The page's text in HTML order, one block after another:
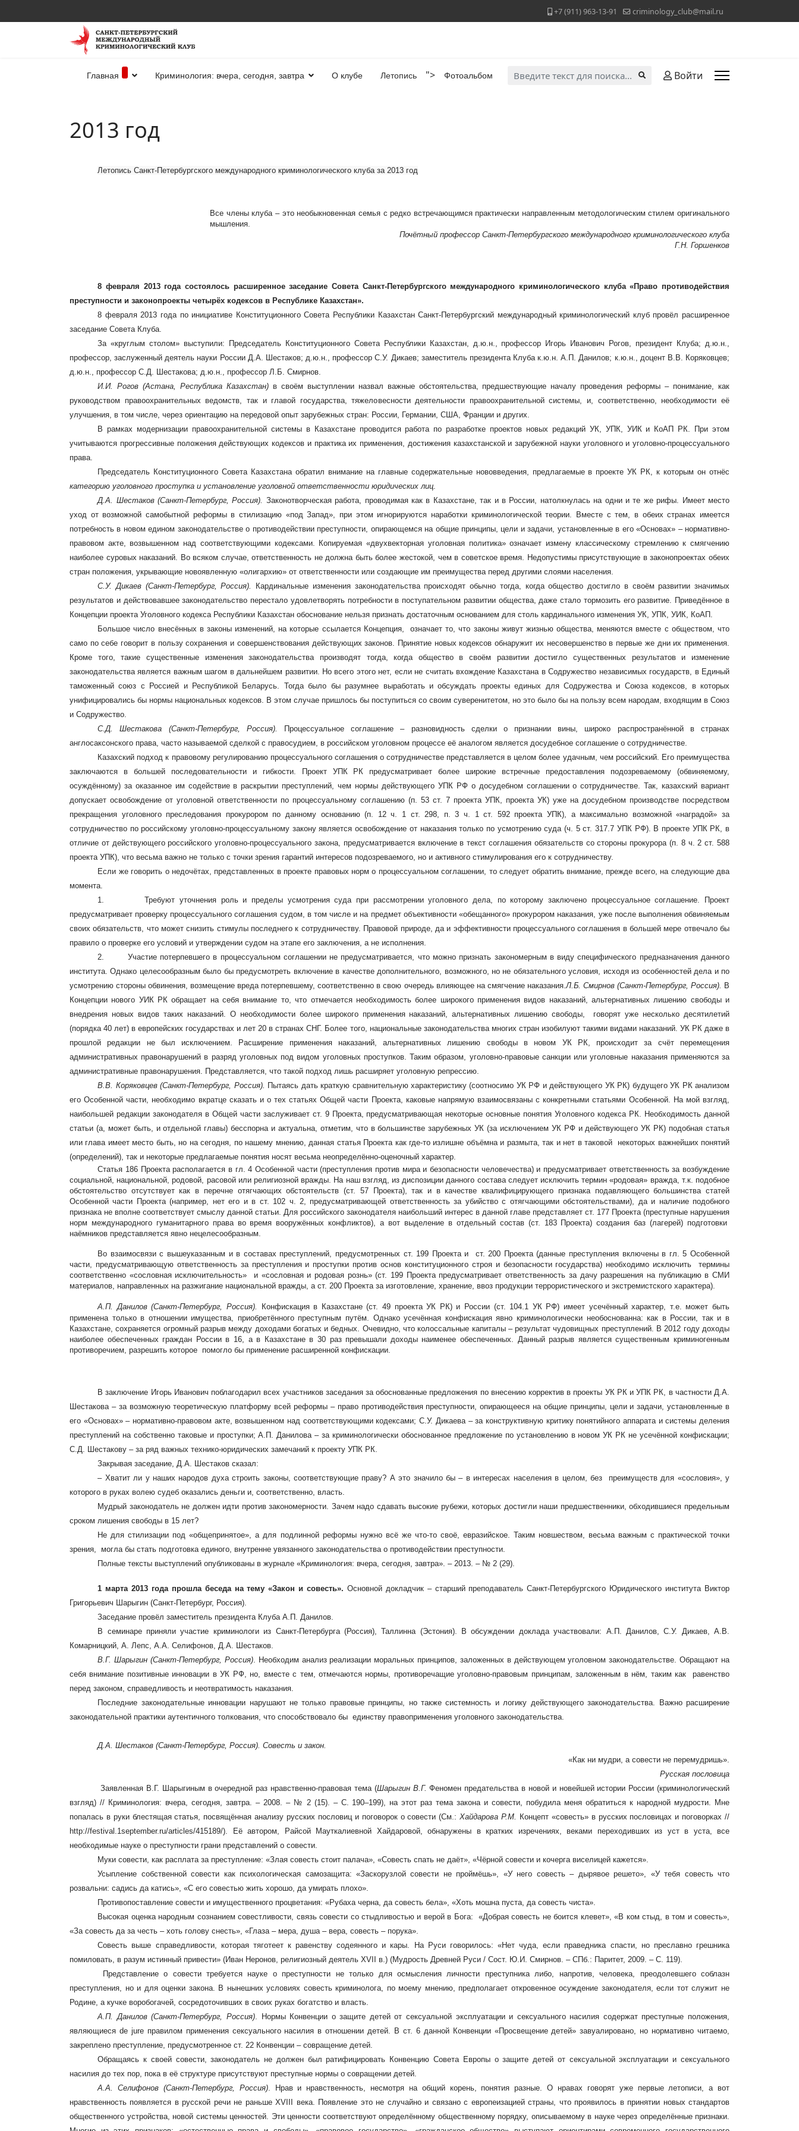
+7 (911) 963-13-91 criminology_club@mail.ru
Главная Криминология: вчера, сегодня, завтра О клубе Летопись "> Фотоальбом Искать... Войти
2013 год
Летопись Санкт-Петербургского международного криминологического клуба за 2013 год
Все члены клуба – это необыкновенная семья с редко встречающимся практически направленным методологическим стилем оригинального
мышления.
Почётный профессор Санкт-Петербургского международного криминологического клуба
Г.Н. Горшенков
8 февраля 2013 года состоялось расширенное заседание Совета Санкт-Петербургского международного криминологического клуба «Право противодействия
преступности и законопроекты четырёх кодексов в Республике Казахстан».
8 февраля 2013 года по инициативе Конституционного Совета Республики Казахстан Санкт-Петербургский международный криминологический клуб провёл расширенное
заседание Совета Клуба.
За «круглым столом» выступили: Председатель Конституционного Совета Республики Казахстан, д.ю.н., профессор Игорь Иванович Рогов, президент Клуба; д.ю.н.,
профессор, заслуженный деятель науки России Д.А. Шестаков; д.ю.н., профессор С.У. Дикаев; заместитель президента Клуба к.ю.н. А.П. Данилов; к.ю.н., доцент В.В. Коряковцев;
д.ю.н., профессор С.Д. Шестакова; д.ю.н., профессор Л.Б. Смирнов.
И.И. Рогов (Астана, Республика Казахстан) в своём выступлении назвал важные обстоятельства, предшествующие началу проведения реформы – понимание, как
руководством правоохранительных ведомств, так и главой государства, тяжеловесности деятельности правоохранительной системы, и, соответственно, необходимости её
улучшения, в том числе, через ориентацию на передовой опыт зарубежных стран: России, Германии, США, Франции и других.
В рамках модернизации правоохранительной системы в Казахстане проводится работа по разработке проектов новых редакций УК, УПК, УИК и КоАП РК. При этом
учитываются прогрессивные положения действующих кодексов и практика их применения, достижения казахстанской и зарубежной науки уголовного и уголовно-процессуального
права.
Председатель Конституционного Совета Казахстана обратил внимание на главные содержательные нововведения, предлагаемые в проекте УК РК, к которым он отнёс
категорию уголовного проступка и установление уголовной ответственности юридических лиц.
Д.А. Шестаков (Санкт-Петербург, Россия). Законотворческая работа, проводимая как в Казахстане, так и в России, натолкнулась на одни и те же рифы. Имеет место
уход от возможной самобытной реформы в стилизацию «под Запад», при этом игнорируются наработки криминологической теории. Вместе с тем, в обеих странах имеется
потребность в новом едином законодательстве о противодействии преступности, опирающемся на общие принципы, цели и задачи, установленные в его «Основах» – нормативно-
правовом акте, возвышенном над соответствующими кодексами. Копируемая «двухвекторная уголовная политика» означает измену классическому стремлению к смягчению
наиболее суровых наказаний. Во всяком случае, ответственность не должна быть более жестокой, чем в советское время. Недопустимы присутствующие в законопроектах обеих
стран положения, укрывающие новоявленную «олигархию» от ответственности или создающие им преимущества перед другими слоями населения.
С.У. Дикаев (Санкт-Петербург, Россия).
Кардинальные изменения законодательства происходят обычно тогда, когда общество достигло в своём развитии значимых
результатов и действовавшее законодательство перестало удовлетворять потребности в поступательном развитии общества, даже стало тормозить его развитие. Приведённое в
Концепции проекта Уголовного кодекса Республики Казахстан обоснование нельзя признать достаточным основанием для столь кардинального изменения УК, УПК, УИК, КоАП.
Большое число внесённых в законы изменений, на которые ссылается Концепция, означает то, что законы живут жизнью общества, меняются вместе с обществом, что
само по себе говорит в пользу сохранения и совершенствования действующих законов. Принятие новых кодексов обнаружит их несовершенство в первые же дни их применения.
Кроме того, такие существенные изменения законодательства производят тогда, когда общество в своём развитии достигло существенных результатов и изменение
законодательства является важным шагом в дальнейшем развитии. Но всего этого нет, если не считать вхождение Казахстана в Содружество независимых государств, в Единый
таможенный союз с Россией и Республикой Беларусь. Тогда было бы разумнее выработать и обсуждать проекты единых для Содружества и Союза кодексов, в которых
унифицировались бы нормы национальных кодексов. В этом случае пришлось бы поступиться со своим суверенитетом, но это было бы на пользу всем народам, входящим в Союз
и Содружество.
С.Д. Шестакова
(Санкт-Петербург, Россия).
Процессуальное соглашение – разновидность сделки о признании вины, широко распространённой в странах
англосаксонского права, часто называемой сделкой с правосудием, в российском уголовном процессе её аналогом является досудебное соглашение о сотрудничестве.
Казахский подход к правовому регулированию процессуального соглашения о сотрудничестве представляется в целом более удачным, чем российский. Его преимущества
заключаются в большей последовательности и гибкости. Проект УПК РК предусматривает более широкие встречные предоставления подозреваемому (обвиняемому,
осуждённому) за оказанное им содействие в раскрытии преступлений, чем нормы действующего УПК РФ о досудебном соглашении о сотрудничестве. Так, казахский вариант
допускает освобождение от уголовной ответственности по процессуальному соглашению (п. 53 ст. 7 проекта УПК, проекта УК) уже на досудебном производстве посредством
прекращения уголовного преследования прокурором по данному основанию (п. 12 ч. 1 ст. 298, п. 3 ч. 1 ст. 592 проекта УПК), а максимально возможной «наградой» за
сотрудничество по российскому уголовно-процессуальному закону является освобождение от наказания только по усмотрению суда (ч. 5 ст. 317.7 УПК РФ). В проекте УПК РК, в
отличие от действующего российского уголовно-процессуального закона, предусматривается включение в текст соглашения обязательств со стороны прокурора (п. 8 ч. 2 ст. 588
проекта УПК), что весьма важно не только с точки зрения гарантий интересов подозреваемого, но и активного стимулирования его к сотрудничеству.
Если же говорить о недочётах, представленных в проекте правовых норм о процессуальном соглашении, то следует обратить внимание, прежде всего, на следующие два
момента.
1.
Требуют уточнения роль и пределы усмотрения суда при рассмотрении уголовного дела, по которому заключено процессуальное соглашение. Проект
предусматривает проверку процессуального соглашения судом, в том числе и на предмет объективности «обещанного» прокурором наказания, уже после выполнения обвиняемым
своих обязательств, что может снизить стимулы последнего к сотрудничеству. Правовой природе, да и эффективности процессуального соглашения в большей мере отвечало бы
правило о проверке его условий и утверждении судом на этапе его заключения, а не исполнения.
2.
Участие потерпевшего в процессуальном соглашении не предусматривается, что можно признать закономерным в виду специфического предназначения данного
института. Однако целесообразным было бы предусмотреть включение в качестве дополнительного, возможного, но не обязательного условия, исходя из особенностей дела и по
усмотрению стороны обвинения, возмещение вреда потерпевшему, соответственно в свою очередь влияющее на смягчение наказания.Л.Б. Смирнов(Санкт-Петербург, Россия). В
Концепции нового УИК РК обращает на себя внимание то, что отмечается необходимость более широкого применения видов наказаний, альтернативных лишению свободы и
внедрения новых видов таких наказаний. О необходимости более широкого применения наказаний, альтернативных лишению свободы, говорят уже несколько десятилетий
(порядка 40 лет) в европейских государствах и лет 20 в странах СНГ. Более того, национальные законодательства многих стран изобилуют такими видами наказаний. УК РК даже в
прошлой редакции не был исключением. Расширение применения наказаний, альтернативных лишению свободы в новом УК РК, происходит за счёт перемещения
административных правонарушений в разряд уголовных под видом уголовных проступков. Таким образом, уголовно-правовые санкции или уголовные наказания применяются за
административные правонарушения. Представляется, что такой подход лишь расширяет уголовную репрессию.
В.В. Коряковцев (Санкт-Петербург, Россия). Пытаясь дать краткую сравнительную характеристику (соотносимо УК РФ и действующего УК РК) будущего УК РК анализом
его Особенной части, необходимо вкратце сказать и о тех статьях Общей части Проекта, каковые напрямую взаимосвязаны с конкретными статьями Особенной. На мой взгляд,
наибольшей редакции законодателя в Общей части заслуживает ст. 9 Проекта, предусматривающая некоторые основные понятия Уголовного кодекса РК. Необходимость данной
статьи (а, может быть, и отдельной главы) бесспорна и актуальна, отметим, что в большинстве зарубежных УК (за исключением УК РФ и действующего УК РК) подобная статья
или глава имеет место быть, но на сегодня, по нашему мнению, данная статья Проекта как где-то излишне объёмна и размыта, так и нет в таковой некоторых важнейших понятий
(определений), так и некоторые предлагаемые понятия носят весьма неопределённо-оценочный характер.
Статья 186 Проекта располагается в гл. 4 Особенной части (преступления против мира и безопасности человечества) и предусматривает ответственность за возбуждение
социальной, национальной, родовой, расовой или религиозной вражды. На наш взгляд, из диспозиции данного состава следует исключить термин «родовая» вражда, т.к. подобное
обстоятельство отсутствует как в перечне отягчающих обстоятельств (ст. 57 Проекта), так и в качестве квалифицирующего признака подавляющего большинства статей
Особенной части Проекта (например, нет его и в ст. 102 ч. 2, предусматривающей ответственность за убийство с отягчающими обстоятельствами), да и наличие подобного
признака не вполне соответствует смыслу данной статьи. Для российского законодателя наибольший интерес в данной главе представляет ст. 177 Проекта (преступные нарушения
норм международного гуманитарного права во время вооружённых конфликтов), а вот выделение в отдельный состав (ст. 183 Проекта) создания баз (лагерей) подготовки
наёмников представляется явно нецелесообразным.
Во взаимосвязи с вышеуказанным и в составах преступлений, предусмотренных ст. 199 Проекта и ст. 200 Проекта (данные преступления включены в гл. 5 Особенной
части, предусматривающую ответственность за преступления и проступки против основ конституционного строя и безопасности государства) необходимо исключить термины
соответственно «сословная исключительность» и «сословная и родовая рознь» (ст. 199 Проекта предусматривает ответственность за дачу разрешения на публикацию в СМИ
материалов, направленных на разжигание национальной вражды, а ст. 200 Проекта за изготовление, хранение, ввоз продукции террористического и экстремистского характера).
А.П. Данилов (Санкт-Петербург, Россия).
Конфискация в Казахстане (ст. 49 проекта УК РК) и России (ст. 104.1 УК РФ) имеет усечённый характер, т.е. может быть
применена только в отношении имущества, приобретённого преступным путём. Однако усечённая конфискация явно криминологически необоснованна: как в России, так и в
Казахстане, сохраняется огромный разрыв между доходами богатых и бедных. Очевидно, что колоссальные капиталы – результат чудовищных преступлений. В 2012 году доходы
наиболее обеспеченных граждан России в 16, а в Казахстане в 30 раз превышали доходы наименее обеспеченных. Данный разрыв является существенным криминогенным
противоречием, разрешить которое помогло бы применение расширенной конфискации.
В заключение Игорь Иванович поблагодарил всех участников заседания за обоснованные предложения по внесению корректив в проекты УК РК и УПК РК, в частности Д.А.
Шестакова – за возможную теоретическую платформу всей реформы – право противодействия преступности, опирающееся на общие принципы, цели и задачи, установленные в
его «Основах» – нормативно-правовом акте, возвышенном над соответствующими кодексами; С.У. Дикаева – за конструктивную критику понятийного аппарата и системы деления
преступлений на собственно таковые и проступки; А.П. Данилова – за криминологически обоснованное предложение по установлению в новом УК РК не усечённой конфискации;
С.Д. Шестакову – за ряд важных технико-юридических замечаний к проекту УПК РК.
Закрывая заседание, Д.А. Шестаков сказал:
– Хватит ли у наших народов духа строить законы, соответствующие праву? А это значило бы – в интересах населения в целом, без преимуществ для «сословия», у
которого в руках волею судеб оказались деньги и, соответственно, власть.
Мудрый законодатель не должен идти против закономерности. Зачем надо сдавать высокие рубежи, которых достигли наши предшественники, обходившиеся предельным
сроком лишения свободы в 15 лет?
Не для стилизации под «общепринятое», а для подлинной реформы нужно всё же что-то своё, евразийское. Таким новшеством, весьма важным с практической точки
зрения, могла бы стать подготовка единого, внутренне увязанного законодательства о противодействии преступности.
Полные тексты выступлений опубликованы в журнале «Криминология: вчера, сегодня, завтра». – 2013. – № 2 (29).
1 марта 2013 года прошла беседа на тему «Закон и совесть». Основной докладчик – старший преподаватель Санкт-Петербургского Юридического института Виктор
Григорьевич Шарыгин (Санкт-Петербург, Россия).
Заседание провёл заместитель президента Клуба А.П. Данилов.
В семинаре приняли участие криминологи из Санкт-Петербурга (Россия), Таллинна (Эстония). В обсуждении доклада участвовали: А.П. Данилов, С.У. Дикаев, А.В.
Комарницкий, А. Лепс, А.А. Селифонов, Д.А. Шестаков.
В.Г. Шарыгин (Санкт-Петербург, Россия). Необходим анализ реализации моральных принципов, заложенных в действующем уголовном законодательстве. Обращают на
себя внимание позитивные инновации в УК РФ, но, вместе с тем, отмечаются нормы, противоречащие уголовно-правовым принципам, заложенным в нём, таким как равенство
перед законом, справедливость и неотвратимость наказания.
Последние законодательные инновации нарушают не только правовые принципы, но также системность и логику действующего законодательства. Важно расширение
законодательной практики аутентичного толкования, что способствовало бы единству правоприменения уголовного законодательства.
Д.А. Шестаков (Санкт-Петербург, Россия). Совесть и закон.
«Как ни мудри, а совести не перемудришь».
Русская пословица
Заявленная В.Г. Шарыгиным в очередной раз нравственно-правовая тема (Шарыгин В.Г. Феномен предательства в новой и новейшей истории России (криминологический
взгляд) // Криминология: вчера, сегодня, завтра. – 2008. – № 2 (15). – С. 190–199), на этот раз тема закона и совести, побудила меня обратиться к народной мудрости. Мне
попалась в руки блестящая статья, посвящённая анализу русских пословиц и поговорок о совести (См.:Хайдарова Р.М. Концепт «совесть» в русских пословицах и поговорках //
http://festival.1september.ru/articles/415189/). Её автором, Райсой Мауткалиевной Хайдаровой, обнаружены в кратких изречениях, веками переходивших из уст в уста, все
необходимые науке о преступности грани представлений о совести.
Муки совести, как расплата за преступление: «Злая совесть стоит палача», «Совесть спать не даёт», «Чёрной совести и кочерга виселицей кажется».
Усыпление собственной совести как психологическая самозащита: «Заскорузлой совести не проймёшь», «У него совесть – дырявое решето», «У тебя совесть что
розвальни: садись да катись», «С его совестью жить хорошо, да умирать плохо».
Противопоставление совести и имущественного процветания: «Рубаха черна, да совесть бела», «Хоть мошна пуста, да совесть чиста».
Высокая оценка народным сознанием совестливости, связь совести со стыдливостью и верой в Бога: «Добрая совесть не боится клевет», «В ком стыд, в том и совесть»,
«За совесть да за честь – хоть голову снесть», «Глаза – мера, душа – вера, совесть – порука».
Совесть выше справедливости, которая тяготеет к равенству содеянного и кары. На Руси говорилось: «Нет чуда, если праведника спасти, но преславно грешника
помиловать, в разум истинный привести» (Иван Неронов, религиозный деятель XVII в.) (Мудрость Древней Руси / Сост. Ю.И. Смирнов. – СПб.: Паритет, 2009. – С. 119).
Представление о совести требуется науке о преступности не только для осмысления личности преступника либо, напротив, человека, преодолевшего соблазн
преступления, но и для оценки закона. В нынешних условиях совесть криминолога, по моему мнению, предполагает откровенное осуждение законодателя, если тот служит не
Родине, а кучке воробогачей, сосредоточивших в своих руках богатство и власть.
А.П. Данилов(Санкт-Петербург, Россия). Нормы Конвенции о защите детей от сексуальной эксплуатации и сексуального насилия содержат преступные положения,
являющиеся de jureправилом применения сексуального насилия в отношении детей. В ст. 6 данной Конвенции «Просвещение детей» завуалировано, но нормативно читаемо,
закреплено преступление, предусмотренное ст. 22 Конвенции – совращение детей.
Обращаясь к своей совести, законодатель не должен был ратифицировать Конвенцию Совета Европы о защите детей от сексуальной эксплуатации и сексуального
насилия до тех пор, пока в её структуре присутствуют преступные нормы о совращении детей.
А.А. Селифонов (Санкт-Петербург, Россия). Нрав и нравственность, несмотря на общий корень, понятия разные. О нравах говорят уже первые летописи, а вот
нравственность появляется в русской речи не раньшеXVIII
века. Появление это не случайно и связано с европеизацией страны, что проявилось в принятии новых стандартов
общественного устройства, новой системы ценностей. Эти ценности соответствуют определённому общественному порядку, описываемому в науке через определённые признаки.